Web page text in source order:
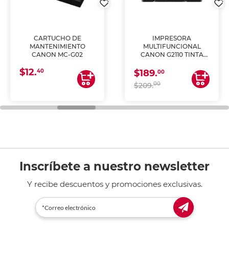
CARTUCHO DE
MANTENIMIENTO
CANON MC-G02
$12.40
IMPRESORA
MULTIFUNCIONAL
CANON G2110 TINTA
$189.00
$209.00
Inscríbete a nuestro newsletter
Y recibe descuentos y promociones exclusivas.